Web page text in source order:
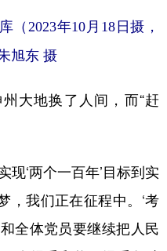
2023年10月18日摄，
旭东 摄
大地换了人间，而“赶
‘两个一百年’目标到实
，我们正在征程中。‘考
全体党员要继续把人民